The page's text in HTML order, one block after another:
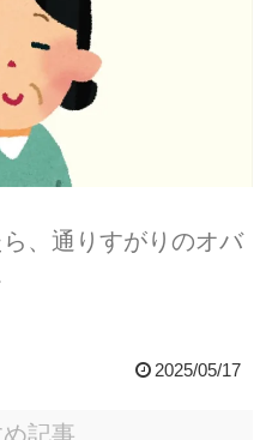
、通りすがりのオバ
2025/05/17
記事